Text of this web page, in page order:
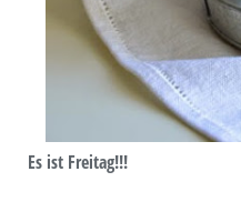
Es ist Freitag!!!